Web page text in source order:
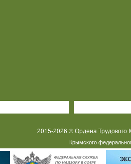
2015-2026 © Ордена
Крымского